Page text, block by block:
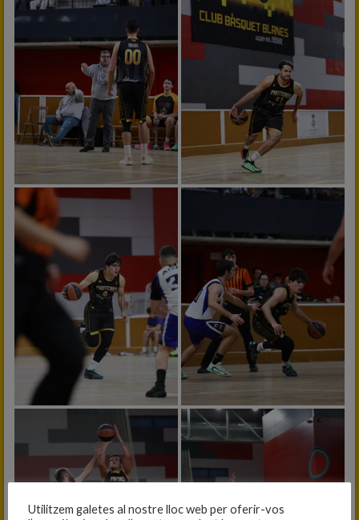
Utilitzem galetes al nostre lloc web per oferir-vos